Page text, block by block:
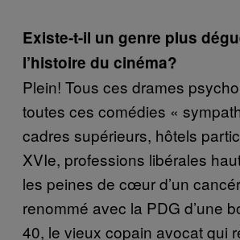
Existe-t-il un genre plus
l’histoire du cinéma?
Plein! Tous ces drames
toutes ces comédies «
cadres supérieurs, hôtels
XVIe, professions libérales
les peines de cœur d’un
renommé avec la PDG d’une
40, le vieux copain avocat qui